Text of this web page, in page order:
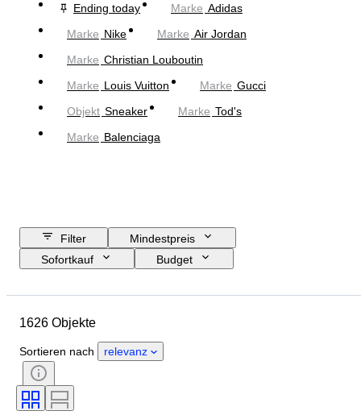
Ending today
Marke Adidas
Marke Nike Marke Air Jordan
Marke Christian Louboutin
Marke Louis Vuitton Marke Gucci
Objekt Sneaker Marke Tod's
Marke Balenciaga
Filter
Mindestpreis
Sofortkauf
Budget
Herkunftsland
Geschlecht
Zustand
Unterschrift
Farbe
Accessoires enthalten
Modell
1626 Objekte
Sortieren nach relevanz